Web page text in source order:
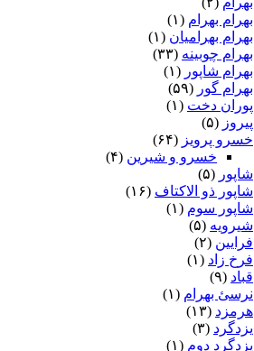
بهرام بهرام (۱)
بهرام بهرامیان‏ (۱)
بهرام چوبینه (۳۳)
بهرام شاپور (۱)
بهرام گور (۵۹)
پوران دخت (۱)
پیروز (۵)
خسرو پرویز (۶۴)
خسرو و شیرین (۴)
شاپور (۵)
شاپور ذو الاکتاف (۱۶)
شاپور سوم‏ (۱)
شیرویه (۵)
فرایین (۲)
فرخ زاد (۱)
قباد (۹)
نرسئ بهرام‏ (۱)
هرمزد (۱۳)
یزدگرد (۳)
یزدگرد دوم (۱)